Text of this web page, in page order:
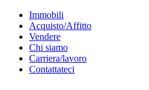
Immobili
Acquisto/Affitto
Vendere
Chi siamo
Carriera/lavoro
Contattateci